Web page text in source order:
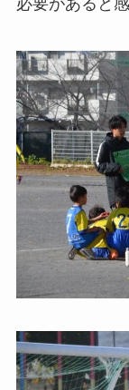
必要があると